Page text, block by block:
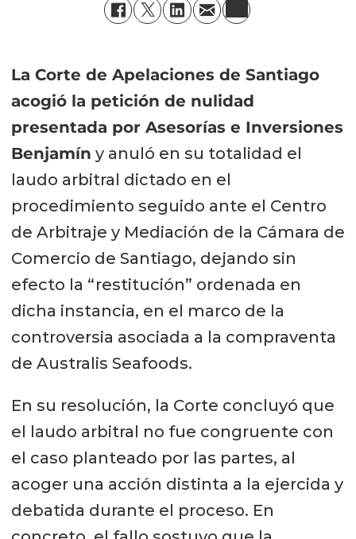
La Corte de Apelaciones de Santiago
acogió la petición de nulidad
presentada por Asesorías e Inversiones
Benjamín y anuló en su totalidad el
laudo arbitral dictado en el
procedimiento seguido ante el Centro
de Arbitraje y Mediación de la Cámara de
Comercio de Santiago, dejando sin
efecto la “restitución” ordenada en
dicha instancia, en el marco de la
controversia asociada a la compraventa
de Australis Seafoods.
En su resolución, la Corte concluyó que
el laudo arbitral no fue congruente con
el caso planteado por las partes, al
acoger una acción distinta a la ejercida y
debatida durante el proceso. En